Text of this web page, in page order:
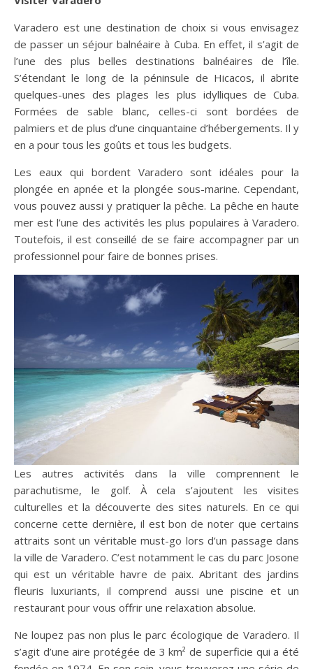
Varadero est une destination de choix si vous envisagez
de passer un séjour balnéaire à Cuba. En effet, il s’agit de
l’une des plus belles destinations balnéaires de l’île.
S’étendant le long de la péninsule de Hicacos, il abrite
quelques-unes des plages les plus idylliques de Cuba.
Formées de sable blanc, celles-ci sont bordées de
palmiers et de plus d’une cinquantaine d’hébergements. Il y
en a pour tous les goûts et tous les budgets.
Les eaux qui bordent Varadero sont idéales pour la
plongée en apnée et la plongée sous-marine. Cependant,
vous pouvez aussi y pratiquer la pêche. La pêche en haute
mer est l’une des activités les plus populaires à Varadero.
Toutefois, il est conseillé de se faire accompagner par un
professionnel pour faire de bonnes prises.
Les autres activités dans la ville comprennent le
parachutisme, le golf. À cela s’ajoutent les visites
culturelles et la découverte des sites naturels. En ce qui
concerne cette dernière, il est bon de noter que certains
attraits sont un véritable must-go lors d’un passage dans
la ville de Varadero. C’est notamment le cas du parc Josone
qui est un véritable havre de paix. Abritant des jardins
fleuris luxuriants, il comprend aussi une piscine et un
restaurant pour vous offrir une relaxation absolue.
Ne loupez pas non plus le parc écologique de Varadero. Il
s’agit d’une aire protégée de 3 km² de superficie qui a été